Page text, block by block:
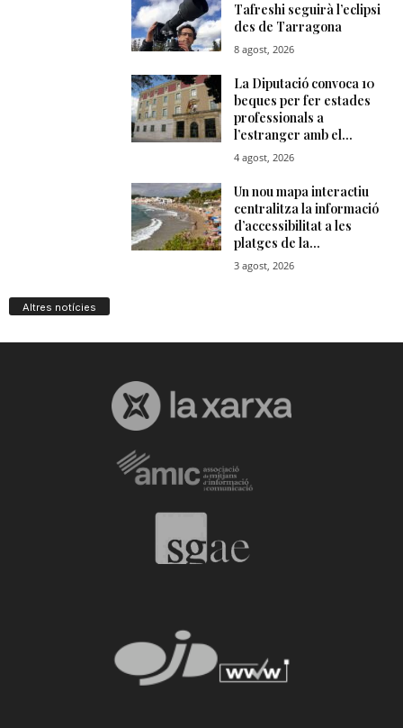
Altres notícies